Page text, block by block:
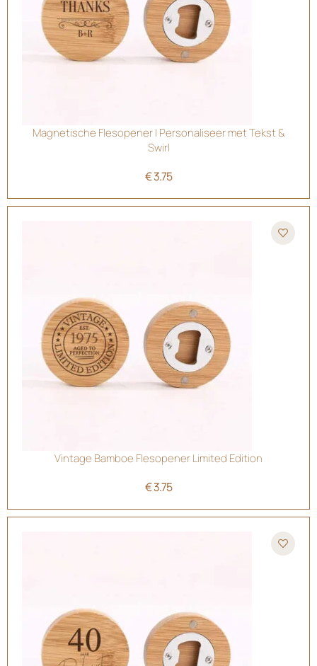
Magnetische Flesopener | Personaliseer met Tekst &
Swirl
€3.75
Vintage Bamboe Flesopener Limited Edition
€3.75